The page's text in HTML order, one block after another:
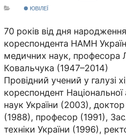
ЮВІЛЕЇ
70 років від дня
кореспондента НАМН
медичних наук, професора
Ковальчука (1947–2014)
Провідний учений у галузі
кореспондент
наук України (2003),
(1988), професор (1991),
техніки України (1996),